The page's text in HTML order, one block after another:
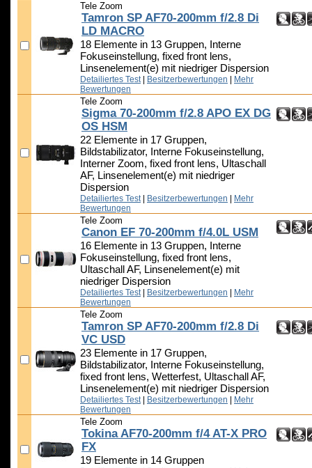
Tele Zoom
Tamron SP AF70-200mm f/2.8 Di
LD MACRO
18 Elemente in 13 Gruppen, Interne
Fokuseinstellung, fixed front lens,
Linsenelement(e) mit niedriger Dispersion
Detailiertes Test Besitzerbewertungen
Mehr
Bewertungen
Tele Zoom
Sigma 70-200mm f/2.8 APO EX DG
OS HSM
22 Elemente in 17 Gruppen,
Bildstabilizator, Interne Fokuseinstellung,
Interner Zoom, fixed front lens, Ultaschall
AF, Linsenelement(e) mit niedriger
Dispersion
Detailiertes Test Besitzerbewertungen
Mehr
Bewertungen
Tele Zoom
Canon EF 70-200mm f/4.0L USM
16 Elemente in 13 Gruppen, Interne
Fokuseinstellung, fixed front lens,
Ultaschall AF, Linsenelement(e) mit
niedriger Dispersion
Detailiertes Test Besitzerbewertungen
Mehr
Bewertungen
Tele Zoom
Tamron SP AF70-200mm f/2.8 Di
VC USD
23 Elemente in 17 Gruppen,
Bildstabilizator, Interne Fokuseinstellung,
fixed front lens, Wetterfest, Ultaschall AF,
Linsenelement(e) mit niedriger Dispersion
Detailiertes Test Besitzerbewertungen
Mehr
Bewertungen
Tele Zoom
Tokina AF70-200mm f/4 AT-X PRO
FX
19 Elemente in 14 Gruppen